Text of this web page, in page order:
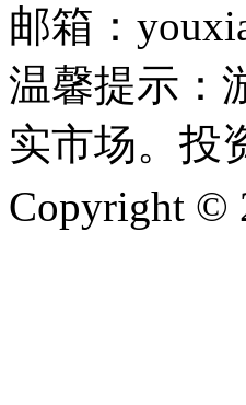
邮箱：
温馨提示：
实市场。投
Copyright ©